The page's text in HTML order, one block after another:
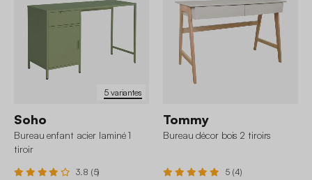
5 variantes
Soho
Bureau enfant acier laminé 1
tiroir
3.8 (5)
Tommy
Bureau décor bois 2 tiroirs
5 (4)